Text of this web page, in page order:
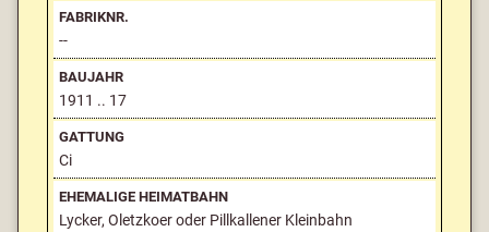
--
1911 .. 17
Ci
Lycker, Oletzkoer oder Pillkallener Kleinbahn